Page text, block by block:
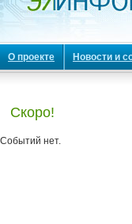
О проекте Новости и
Скоро!
Событий нет.